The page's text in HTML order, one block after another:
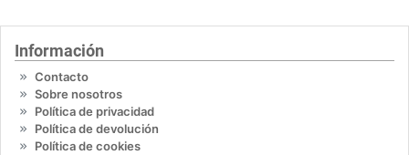
Información
Contacto
Sobre nosotros
Política de privacidad
Política de devolución
Política de cookies